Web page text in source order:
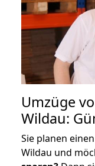
Umzüge
Wildau:
Sie planen
Wildau und